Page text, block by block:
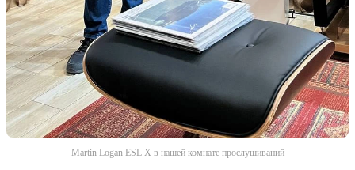
Martin Logan ESL X в нашей комнате прослушиваний